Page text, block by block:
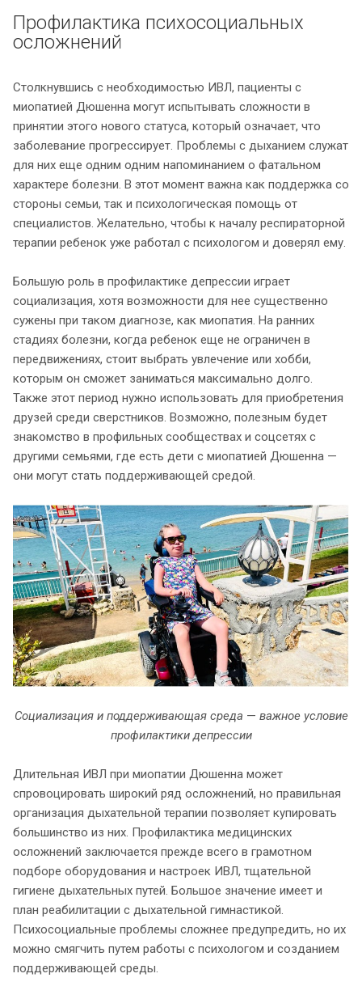
Профилактика психосоциальных
осложнений
Столкнувшись с необходимостью ИВЛ, пациенты с
миопатией Дюшенна могут испытывать сложности в
принятии этого нового статуса, который означает, что
заболевание прогрессирует. Проблемы с дыханием служат
для них еще одним одним напоминанием о фатальном
характере болезни. В этот момент важна как поддержка со
стороны семьи, так и психологическая помощь от
специалистов. Желательно, чтобы к началу респираторной
терапии ребенок уже работал с психологом и доверял ему.
Большую роль в профилактике депрессии играет
социализация, хотя возможности для нее существенно
сужены при таком диагнозе, как миопатия. На ранних
стадиях болезни, когда ребенок еще не ограничен в
передвижениях, стоит выбрать увлечение или хобби,
которым он сможет заниматься максимально долго.
Также этот период нужно использовать для приобретения
друзей среди сверстников. Возможно, полезным будет
знакомство в профильных сообществах и соцсетях с
другими семьями, где есть дети с миопатией Дюшенна —
они могут стать поддерживающей средой.
Социализация и поддерживающая среда — важное условие
профилактики депрессии
Длительная ИВЛ при миопатии Дюшенна может
спровоцировать широкий ряд осложнений, но правильная
организация дыхательной терапии позволяет купировать
большинство из них. Профилактика медицинских
осложнений заключается прежде всего в грамотном
подборе оборудования и настроек ИВЛ, тщательной
гигиене дыхательных путей. Большое значение имеет и
план реабилитации с дыхательной гимнастикой.
Психосоциальные проблемы сложнее предупредить, но их
можно смягчить путем работы с психологом и созданием
поддерживающей среды.